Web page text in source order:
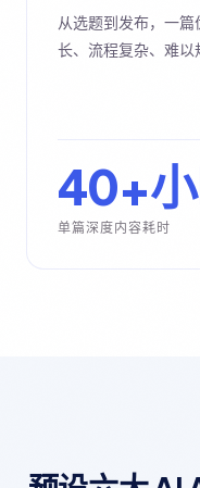
从选题到发布，一
长、流程复杂、难以
40+
单篇深度内容耗时